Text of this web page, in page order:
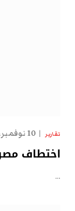
تقارير 10 نوفمبر، 2025
اختطاف
…